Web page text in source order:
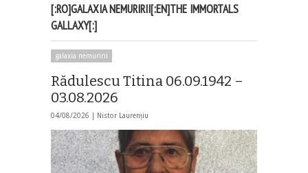
[:RO]GALAXIA NEMURIRII[:EN]THE IMMORTALS
GALLAXY[:]
galaxia nemuririi
Rădulescu Titina 06.09.1942 –
03.08.2026
04/08/2026 | Nistor Laurențiu